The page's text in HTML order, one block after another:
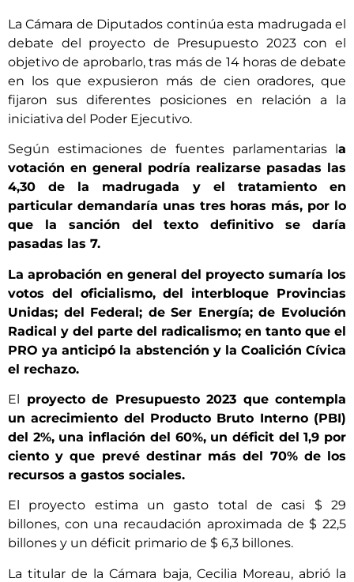
La Cámara de Diputados continúa esta madrugada el
debate del proyecto de Presupuesto 2023 con el
objetivo de aprobarlo, tras más de 14 horas de debate
en los que expusieron más de cien oradores, que
fijaron sus diferentes posiciones en relación a la
iniciativa del Poder Ejecutivo.
Según estimaciones de fuentes parlamentarias l a
votación en general podría realizarse pasadas las
4,30 de la madrugada y el tratamiento en
particular demandaría unas tres horas más, por lo
que la sanción del texto definitivo se daría
pasadas las 7.
La aprobación en general del proyecto sumaría los
votos del oficialismo, del interbloque Provincias
Unidas; del Federal; de Ser Energía; de Evolución
Radical y del parte del radicalismo; en tanto que el
PRO ya anticipó la abstención y la Coalición Cívica
el rechazo.
El proyecto de Presupuesto 2023 que contempla
un acrecimiento del Producto Bruto Interno (PBI)
del 2%, una inflación del 60%, un déficit del 1,9 por
ciento y que prevé destinar más del 70% de los
recursos a gastos sociales.
El proyecto estima un gasto total de casi $ 29
billones, con una recaudación aproximada de $ 22,5
billones y un déficit primario de $ 6,3 billones.
La titular de la Cámara baja, Cecilia Moreau, abrió la